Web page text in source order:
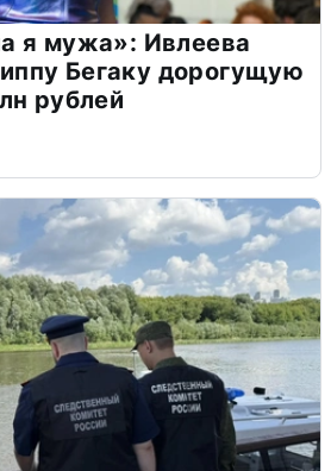
я мужа»: Ивлеева
Бегаку дорогущую
рублей